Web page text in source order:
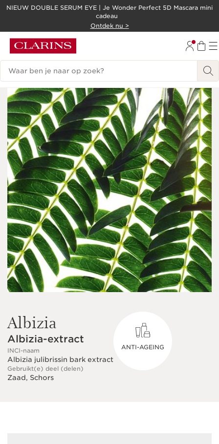
DOORGAAN NAAR INHOUD
NIEUW DOUBLE SERUM EYE | Je Wonder Perfect 5D Mascara mini
cadeau
Ontdek nu >
Zoekgeschiedenis
Albizia
Albizia-extract
INCI-naam
Albizia julibrissin bark extract
Gebruikt(e) deel (delen)
Zaad, Schors
ANTI-AGEING